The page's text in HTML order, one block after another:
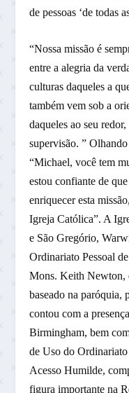
de pessoas ‘de todas
“Nossa missão é
entre a alegria da
culturas daqueles a
também vem sob a
daqueles ao seu
supervisão. ”
“Michael, você tem
estou confiante de
enriquecer esta
Igreja Católica”. A
e São Gregório,
Ordinariato Pessoal
Mons. Keith Newton,
baseado na paróquia,
contou com a
Birmingham, bem
de Uso do
Acesso Humilde,
figura importante na